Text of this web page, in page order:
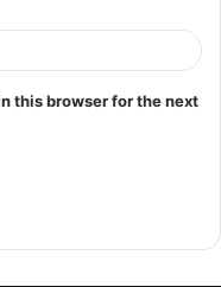
this browser for the next